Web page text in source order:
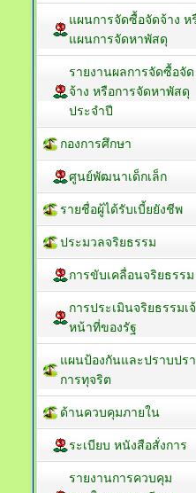
แผนการจัดซื้อจัดจ้าง ห
แผนการจัดหาพัสดุ
รายงานผลการจัดซื้อจัด
จ้าง หรือการจัดหาพัสดุ
ประจำปี
กองการศึกษา
ศูนย์พัฒนาเด็กเล็ก
รายชื่อผู้ได้รับเบี้ยยังชีพ
ประมวลจริยธรรม
การขับเคลื่อนจริยธรรม
การประเมินจริยธรรมเ
หน้าที่ของรัฐ
แผนป้องกันและปราบปร
การทุจริต
ด้านควบคุมภายใน
ระเบียบ หนังสือสั่งการ
รายงานการควบคุม